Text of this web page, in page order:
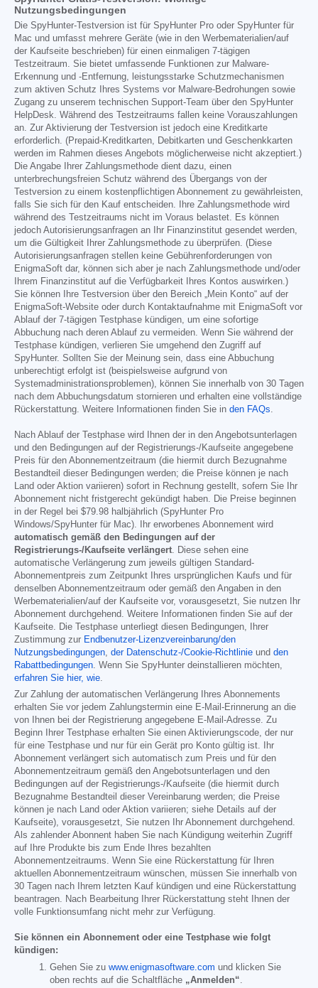
Nutzungsbedingungen
Die SpyHunter-Testversion ist für SpyHunter Pro oder SpyHunter für
Mac und umfasst mehrere Geräte (wie in den Werbematerialien/auf
der Kaufseite beschrieben) für einen einmaligen 7-tägigen
Testzeitraum. Sie bietet umfassende Funktionen zur Malware-
Erkennung und -Entfernung, leistungsstarke Schutzmechanismen
zum aktiven Schutz Ihres Systems vor Malware-Bedrohungen sowie
Zugang zu unserem technischen Support-Team über den SpyHunter
HelpDesk. Während des Testzeitraums fallen keine Vorauszahlungen
an. Zur Aktivierung der Testversion ist jedoch eine Kreditkarte
erforderlich. (Prepaid-Kreditkarten, Debitkarten und Geschenkkarten
werden im Rahmen dieses Angebots möglicherweise nicht akzeptiert.)
Die Angabe Ihrer Zahlungsmethode dient dazu, einen
unterbrechungsfreien Schutz während des Übergangs von der
Testversion zu einem kostenpflichtigen Abonnement zu gewährleisten,
falls Sie sich für den Kauf entscheiden. Ihre Zahlungsmethode wird
während des Testzeitraums nicht im Voraus belastet. Es können
jedoch Autorisierungsanfragen an Ihr Finanzinstitut gesendet werden,
um die Gültigkeit Ihrer Zahlungsmethode zu überprüfen. (Diese
Autorisierungsanfragen stellen keine Gebührenforderungen von
EnigmaSoft dar, können sich aber je nach Zahlungsmethode und/oder
Ihrem Finanzinstitut auf die Verfügbarkeit Ihres Kontos auswirken.)
Sie können Ihre Testversion über den Bereich „Mein Konto“ auf der
EnigmaSoft-Website oder durch Kontaktaufnahme mit EnigmaSoft vor
Ablauf der 7-tägigen Testphase kündigen, um eine sofortige
Abbuchung nach deren Ablauf zu vermeiden. Wenn Sie während der
Testphase kündigen, verlieren Sie umgehend den Zugriff auf
SpyHunter. Sollten Sie der Meinung sein, dass eine Abbuchung
unberechtigt erfolgt ist (beispielsweise aufgrund von
Systemadministrationsproblemen), können Sie innerhalb von 30 Tagen
nach dem Abbuchungsdatum stornieren und erhalten eine vollständige
Rückerstattung. Weitere Informationen finden Sie in den FAQs.
Nach Ablauf der Testphase wird Ihnen der in den Angebotsunterlagen
und den Bedingungen auf der Registrierungs-/Kaufseite angegebene
Preis für den Abonnementzeitraum (die hiermit durch Bezugnahme
Bestandteil dieser Bedingungen werden; die Preise können je nach
Land oder Aktion variieren) sofort in Rechnung gestellt, sofern Sie Ihr
Abonnement nicht fristgerecht gekündigt haben. Die Preise beginnen
in der Regel bei $79.98 halbjährlich (SpyHunter Pro
Windows/SpyHunter für Mac). Ihr erworbenes Abonnement wird
automatisch gemäß den Bedingungen auf der
Registrierungs-/Kaufseite verlängert. Diese sehen eine
automatische Verlängerung zum jeweils gültigen Standard-
Abonnementpreis zum Zeitpunkt Ihres ursprünglichen Kaufs und für
denselben Abonnementzeitraum oder gemäß den Angaben in den
Werbematerialien/auf der Kaufseite vor, vorausgesetzt, Sie nutzen Ihr
Abonnement durchgehend. Weitere Informationen finden Sie auf der
Kaufseite. Die Testphase unterliegt diesen Bedingungen, Ihrer
Zustimmung zur Endbenutzer-Lizenzvereinbarung/den
Nutzungsbedingungen, der Datenschutz-/Cookie-Richtlinie und den
Rabattbedingungen. Wenn Sie SpyHunter deinstallieren möchten,
erfahren Sie hier, wie.
Zur Zahlung der automatischen Verlängerung Ihres Abonnements
erhalten Sie vor jedem Zahlungstermin eine E-Mail-Erinnerung an die
von Ihnen bei der Registrierung angegebene E-Mail-Adresse. Zu
Beginn Ihrer Testphase erhalten Sie einen Aktivierungscode, der nur
für eine Testphase und nur für ein Gerät pro Konto gültig ist. Ihr
Abonnement verlängert sich automatisch zum Preis und für den
Abonnementzeitraum gemäß den Angebotsunterlagen und den
Bedingungen auf der Registrierungs-/Kaufseite (die hiermit durch
Bezugnahme Bestandteil dieser Vereinbarung werden; die Preise
können je nach Land oder Aktion variieren; siehe Details auf der
Kaufseite), vorausgesetzt, Sie nutzen Ihr Abonnement durchgehend.
Als zahlender Abonnent haben Sie nach Kündigung weiterhin Zugriff
auf Ihre Produkte bis zum Ende Ihres bezahlten
Abonnementzeitraums. Wenn Sie eine Rückerstattung für Ihren
aktuellen Abonnementzeitraum wünschen, müssen Sie innerhalb von
30 Tagen nach Ihrem letzten Kauf kündigen und eine Rückerstattung
beantragen. Nach Bearbeitung Ihrer Rückerstattung steht Ihnen der
volle Funktionsumfang nicht mehr zur Verfügung.
Sie können ein Abonnement oder eine Testphase wie folgt
kündigen:
Gehen Sie zu www.enigmasoftware.com und klicken Sie
oben rechts auf die Schaltfläche „Anmelden“.